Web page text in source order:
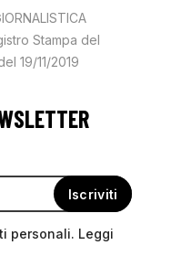
Stampa del
19/11/2019
personali. Leggi